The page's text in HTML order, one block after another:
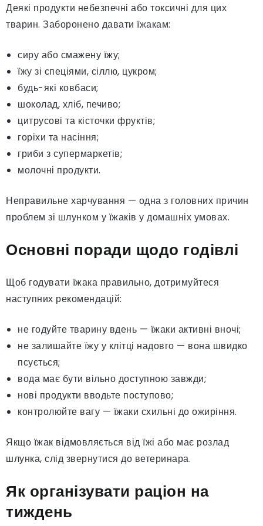
Деякі продукти небезпечні або токсичні для цих
тварин. Заборонено давати їжакам:
сиру або смажену їжу;
їжу зі спеціями, сіллю, цукром;
будь-які ковбаси;
шоколад, хліб, печиво;
цитрусові та кісточки фруктів;
горіхи та насіння;
гриби з супермаркетів;
молочні продукти.
Неправильне харчування — одна з головних причин
проблем зі шлунком у їжаків у домашніх умовах.
Основні поради щодо годівлі
Щоб годувати їжака правильно, дотримуйтеся
наступних рекомендацій:
не годуйте тварину вдень — їжаки активні вночі;
не залишайте їжу у клітці надовго — вона швидко
псується;
вода має бути вільно доступною завжди;
нові продукти вводьте поступово;
контролюйте вагу — їжаки схильні до ожиріння.
Якщо їжак відмовляється від їжі або має розлад
шлунка, слід звернутися до ветеринара.
Як організувати раціон на
тиждень